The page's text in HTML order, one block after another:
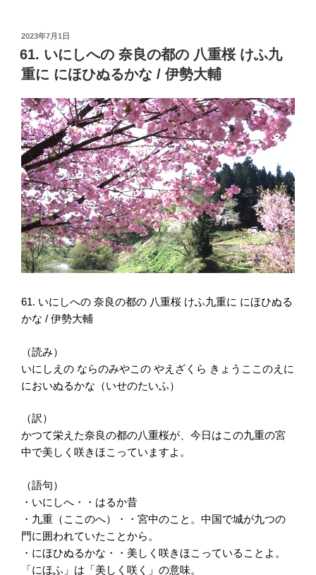
投
稿
日:
2023年7月1日
61. いにしへの 奈良の都の 八重桜 けふ九
重に にほひぬるかな / 伊勢大輔
61. いにしへの 奈良の都の 八重桜 けふ九重に にほひぬる
かな / 伊勢大輔
（読み）
いにしえの ならのみやこの やえざくら きょうここのえに
においぬるかな（いせのたいふ）
（訳）
かつて栄えた奈良の都の八重桜が、今日はこの九重の宮
中で美しく咲きほこっていますよ。
（語句）
・いにしへ・・はるか昔
・九重（ここのへ）・・宮中のこと。中国で城が九つの
門に囲われていたことから。
・にほひぬるかな・・美しく咲きほこっていることよ。
「にほふ」は「美しく咲く」の意味。